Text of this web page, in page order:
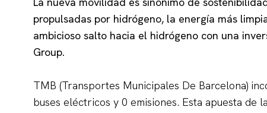
propulsadas por hidrógeno, la energía más
ambicioso salto hacia el hidrógeno con una
Group.
TMB (Transportes Municipales De Barcelona)
buses eléctricos y 0 emisiones. Esta apuesta